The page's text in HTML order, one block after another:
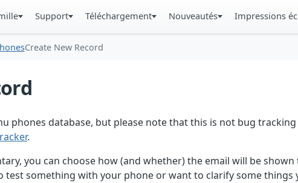
Support Téléchargement Nouveautés Impressions
Create New Record
phones database, but please note that this is not bug
.
you can choose how (and whether) the email will be
test something with your phone or want to clarify some things